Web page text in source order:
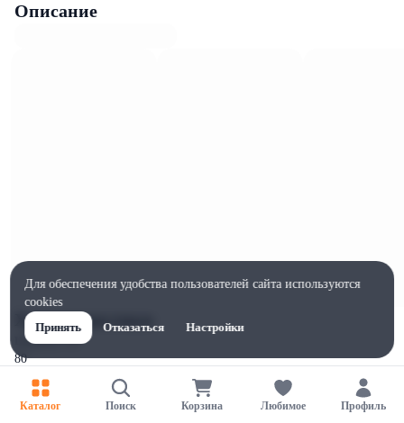
Описание
Характеристики
Ширина, мм
80
Высота, мм
180
Каталог Поиск Корзина Любимое Профиль
Для обеспечения удобства пользователей сайта используются
cookies
Принять
Отказаться Настройки